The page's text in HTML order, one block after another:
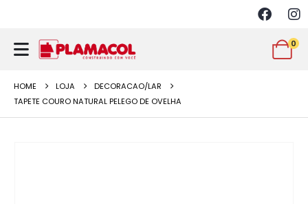
0
HOME LOJA
DECORACAO/LAR
TAPETE COURO NATURAL PELEGO DE OVELHA